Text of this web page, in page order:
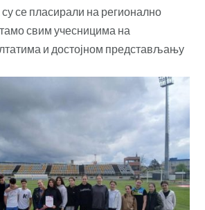
се пласирали на регионално
свим учесницима на
и достојном представљању